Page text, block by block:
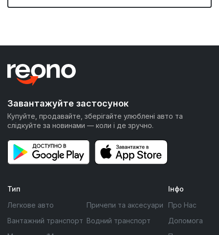
Завантажуйте застосунок
Купуйте, продавайте, зберігайте улюблені авто та
слідкуйте за новинами — коли і де зручно.
Тип
Легкове авто
Вантажний транспорт
Причепи та аксесуари
Водний транспорт
Інфо
Про Нас
Допомога